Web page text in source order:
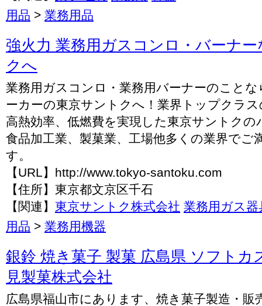
用品 > 業務用品
強火力 業務用ガスコンロ・バーナ
クへ
業務用ガスコンロ・業務用バーナーのことな
ーカーの東京サントクへ！業界トップクラ
高熱効率、低燃費を実現した東京サントクの
食品加工業、製菓業、工場他多くの業界でご
す。
【URL】http://www.tokyo-santoku.com
【住所】東京都文京区千石
【関連】 東京サントク株式会社 業務用ガス器
用品 > 業務用機器
銀鈴 焼き菓子 製菓 広島県 ソフトカ
見製菓株式会社
広島県福山市にあります、焼き菓子製造・販